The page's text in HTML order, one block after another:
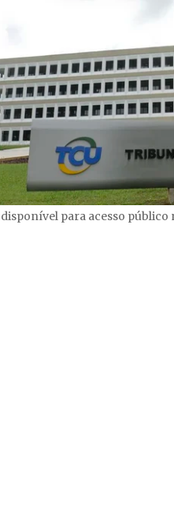
para acesso público